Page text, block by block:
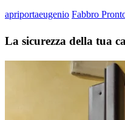
apriportaeugenio Fabbro
La sicurezza della tua